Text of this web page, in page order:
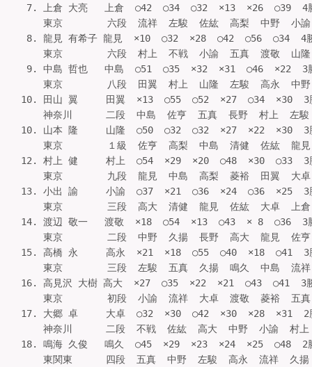
7. 上倉 大亮   上倉  ○42  ○34  ○32  ×13  ×26  ○39  4
東京        六段  流祥  左駿  佐紘  高梨  中野  小
8. 龍見 有希子 龍見  ×10  ○32  ×28  ○42  ○56  ○34  4
東京        六段  村上  不戦  小諭  五真  渡敬  山
9. 中島 哲也   中島  ○51  ○35  ×32  ×31  ○46  ×22  3
東京        八段  田翼  村上  山隆  左駿  高永  中
10. 田山 翼     田翼  ×13  ○55  ○52  ×27  ○34  ×30  3
神奈川      二段  中島  佐亨  五真  長野  村上  左
10. 山本 隆     山隆  ○50  ○32  ○32  ×27  ×22  ×30  3
東京        １級  佐亨  高梨  中島  清健  佐紘  龍
12. 村上 健     村上  ○54  ×29  ×20  ○48  ×30  ○33  3
東京        九段  龍見  中島  高梨  菱裕  田翼  大
13. 小出 諭     小諭  ○37  ×21  ○36  ×24  ○36  ×25  3
東京        三段  高大  清健  龍見  佐紘  大卓  上
14. 渡辺 敬一   渡敬  ×18  ○54  ×13  ○43  × 8  ○36  3
東京        二段  中野  久揚  長野  高大  龍見  佐
15. 高橋 永     高永  ×21  ×18  ○55  ○40  ×18  ○41  3
東京        三段  左駿  五真  久揚  鳴久  中島  流
16. 高見沢 大樹 高大  ×27  ○35  ×22  ×21  ○43  ○41  3
東京        初段  小諭  流祥  大卓  渡敬  菱裕  五
17. 大郷 卓     大卓  ○32  ×30  ○42  ×30  ×28  ×31  2
神奈川      二段  不戦  佐紘  高大  中野  小諭  村
18. 鳴海 久俊   鳴久  ○45  ×29  ×23  ×24  ×25  ○48  2
東関東      四段  五真  中野  左駿  高永  流祥  久